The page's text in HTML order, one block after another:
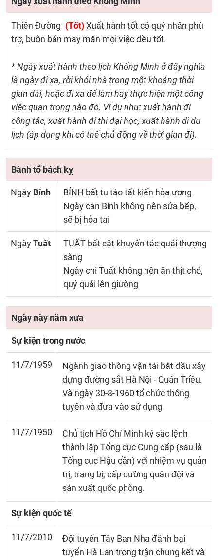
Thiên Đường (Tốt)Xuất hành tốt có quý nhân phù
trợ, buôn bán may mắn mọi việc đều tốt.
* Ngày xuất hành theo lịch Khổng Minh ở đây nghĩa
là ngày đi xa, rời khỏi nhà trong một khoảng thời
gian dài, hoặc đi xa để làm hay thực hiện một công
việc quan trọng nào đó. Ví dụ như: xuất hành đi
công tác, xuất hành đi thi đại học, xuất hành di du
lịch (áp dụng khi có thể chủ động về thời gian đi).
Bành tổ bách kỵ
Ngày Bính
BÍNH bất tu táo tất kiến hỏa ương
Ngày can Bính không nên sửa bếp,
sẽ bị hỏa tai
NgàyTuất
TUẤT bất cật khuyển tác quái thượng
sàng
Ngày chi Tuất không nên ăn thịt chó,
quỷ quái lên giường
Ngày này năm xưa
Sự kiện trong nước
11/7/1959
Ngành giao thông vận tải bắt đầu xây
dựng đường sắt Hà Nội - Quán Triều.
Và ngày 30-8-1960 tổ chức thông
tuyến và đưa vào sử dụng.
11/7/1950
Chủ tịch Hồ Chí Minh ký sắc lệnh
thành lập Tổng cục Cung cấp (sau là
Tổng cục Hậu cần) với nhiệm vụ quản
trị, trang bị, cấp dưỡng quân đội và
sản xuất quốc phòng.
Sự kiện quốc tế
11/7/2010
Đội tuyển Tây Ban Nha đánh bại
tuyển Hà Lan trong trận chung kết và